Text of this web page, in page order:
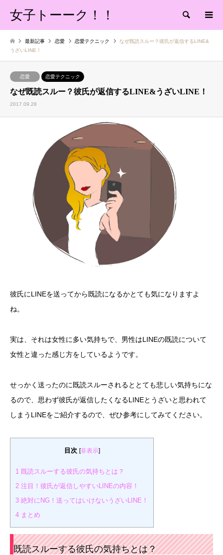
女子トーーク！！ 検索
最新記事 恋愛 恋愛テクニック
なぜ既読スルー？彼氏が返信するLINE&
うざいLINE！
恋愛 恋愛テクニック
なぜ既読スルー？彼氏が返信するLINE&うざいLINE！
2017.09.28
彼氏にLINEを送ってから既読になるかとても気になりますよ
ね。
実は、それは女性に多い気持ちで、男性はLINEの既読について
女性と違った感じ方をしているようです。
せっかく送ったのに既読スルーされるととても悲しい気持ちにな
るので、思わず彼氏が返信したくなるLINEとうざいと思われて
しまうLINEをご紹介するので、ぜひ参考にしてみてください。
目次 [非表示]
1 既読スルーする彼氏の気持ちとは？
2 注目！彼氏が返信しやすいLINEの内容！
3 絶対にNG！送ってはいけないうざいLINE！
4 まとめ
既読スルーする彼氏の気持ちとは？